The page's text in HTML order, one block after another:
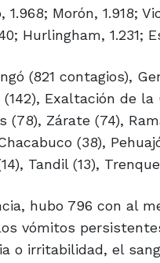
1.968; Morón, 1.918;
Hurlingham, 1.231;
(821 contagios),
Exaltación de la
(78), Zárate (74),
(38),
Tandil (13),
hubo 796 con al
vómitos
o irritabilidad, el